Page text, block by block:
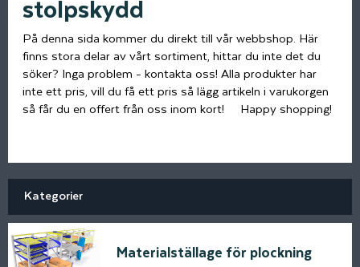
stolpskydd
På denna sida kommer du direkt till vår webbshop. Här
finns stora delar av vårt sortiment, hittar du inte det du
söker? Inga problem - kontakta oss! Alla produkter har
inte ett pris, vill du få ett pris så lägg artikeln i varukorgen
så får du en offert från oss inom kort! Happy shopping!
Kategorier
Materialställage för plockning